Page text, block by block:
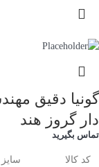
گونیا دقیق
دار گروز هند
تماس بگیرید
کد کالا سایز